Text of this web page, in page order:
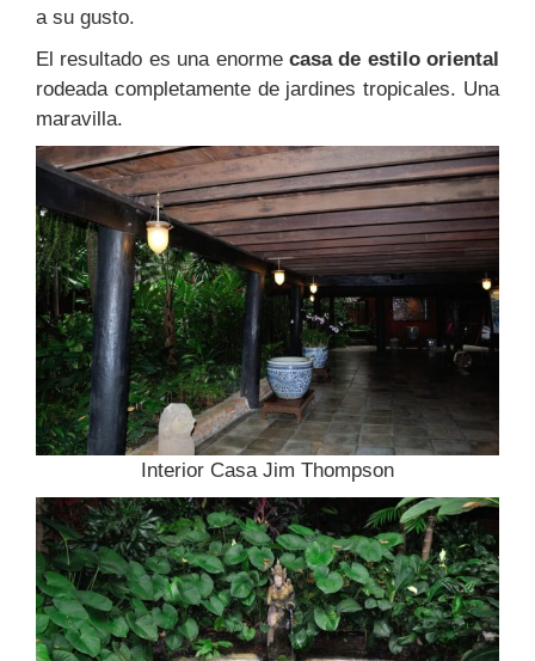
a su gusto.
El resultado es una enormecasa de estilo oriental
rodeada completamente de jardines tropicales. Una
maravilla.
Interior Casa Jim Thompson